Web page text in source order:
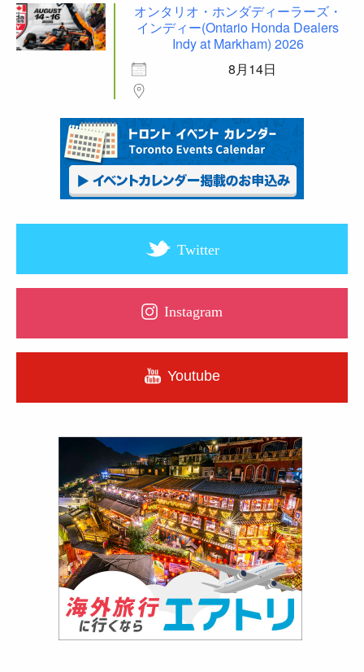
オンタリオ・ホンダディーラーズ・
インディー(Ontario Honda Dealers
Indy at Markham) 2026
8月14日
Twitter
Instagram
Youtube